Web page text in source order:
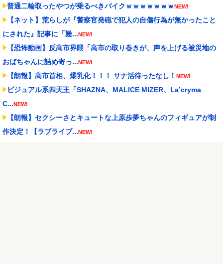
普通二輪取ったやつが乗るべきバイクｗｗｗｗｗｗｗNEW!
【ネット】荒らしが『警察官発砲で犯人の自傷行為が無かったこと
にされた』記事に「難...NEW!
【恐怖動画】反高市界隈「高市の取り巻きが、声を上げる被災地の
おばちゃんに詰め寄っ...NEW!
【朗報】高市首相、爆乳化！！！ サナ活待ったなし！ NEW!
ビジュアル系四天王「SHAZNA、MALICE MIZER、La’cryma
C...NEW!
【朗報】セクシーさとキュートな上原歩夢ちゃんのフィギュアが制
作決定！【ラブライブ...NEW!